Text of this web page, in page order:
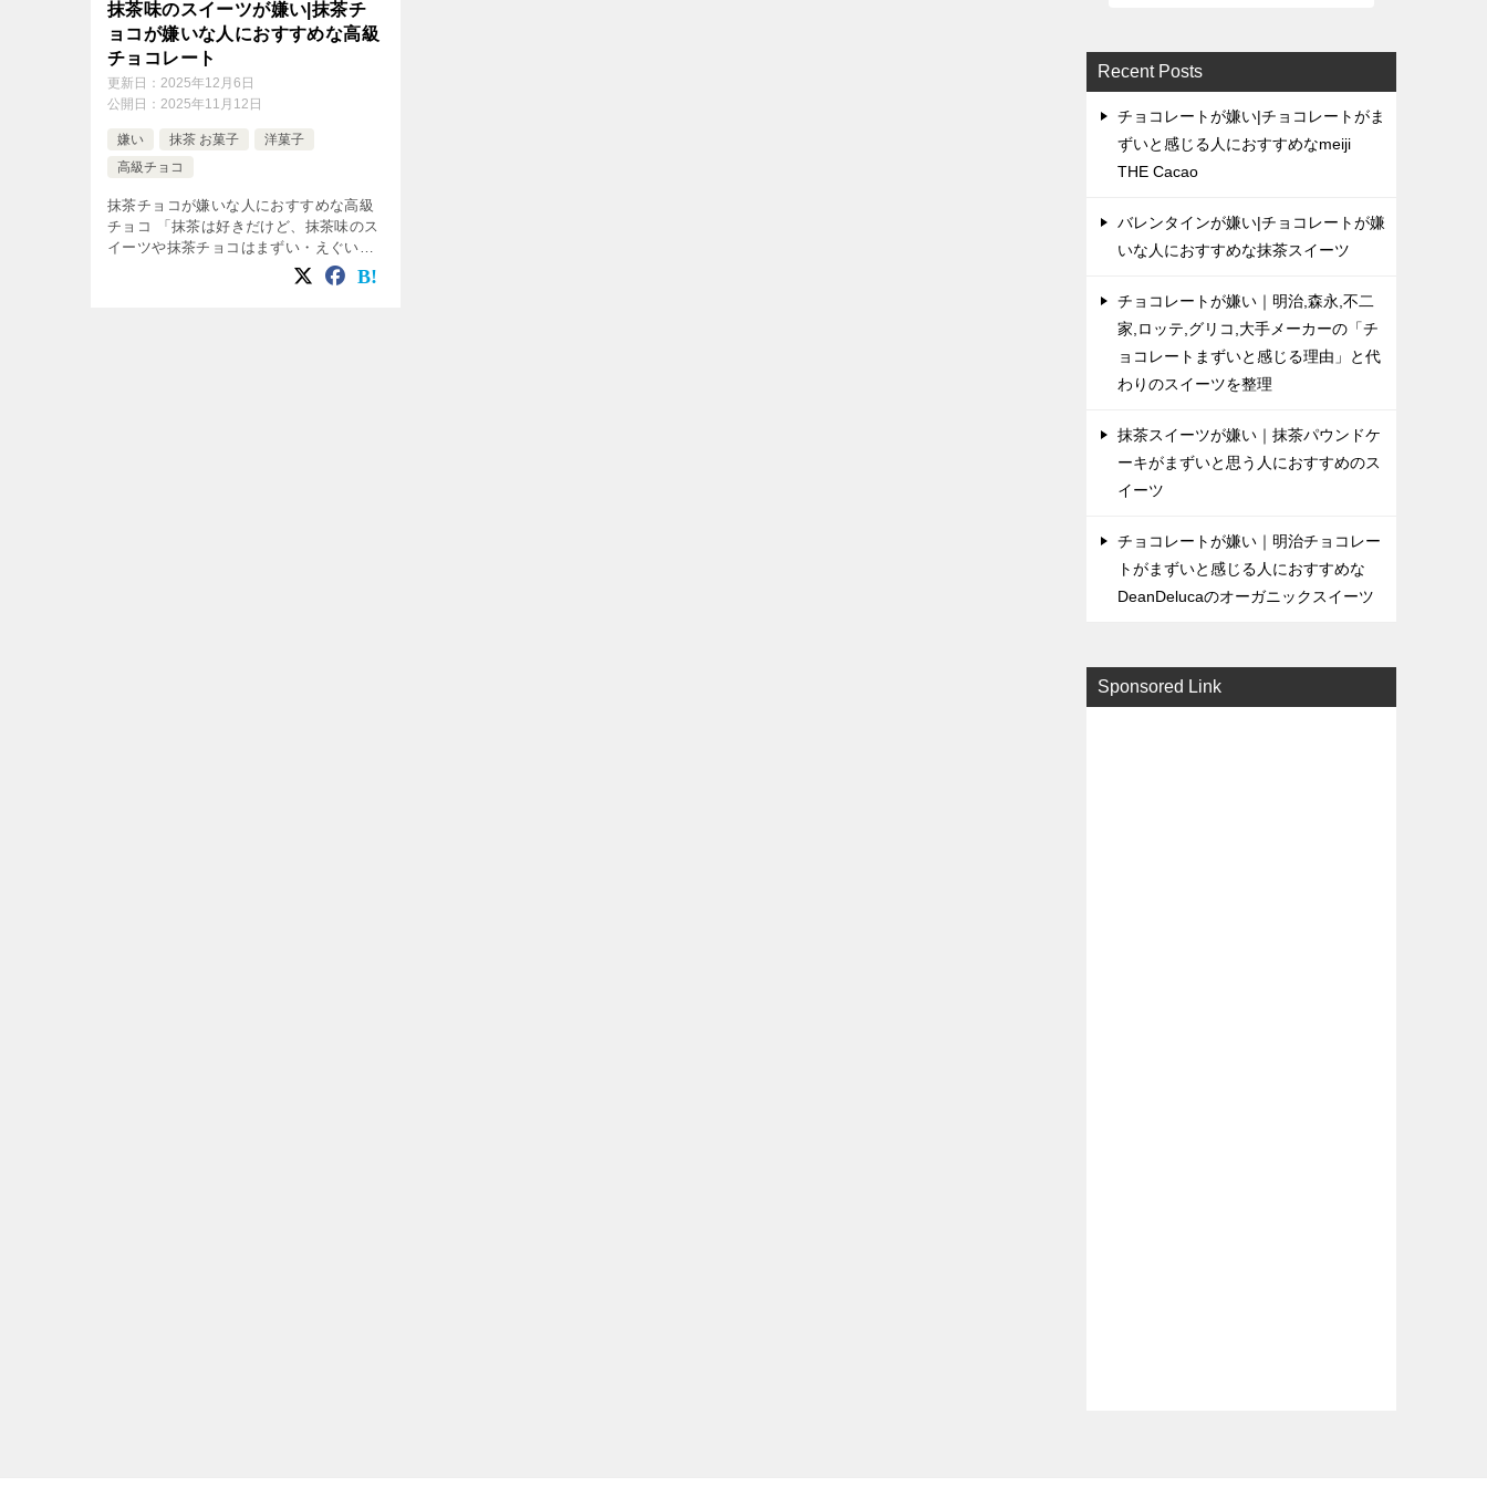
抹茶味のスイーツが嫌い|抹茶チ
ョコが嫌いな人におすすめな高級
チョコレート
更新日： 2025年12月6日
公開日： 2025年11月12日
嫌い 抹茶 お菓子
洋菓子
高級チョコ
抹茶チョコが嫌いな人におすすめな高級
チョコ 「抹茶は好きだけど、抹茶味のス
イーツや抹茶チョコはまずい・えぐい」
と感じる人に向けて、 なぜ抹茶チョコは
まずいのか？ その理由を食品科学の視点
Recent Posts
チョコレートが嫌い|チョコレートがま
ずいと感じる人におすすめなmeiji
THE Cacao
バレンタインが嫌い|チョコレートが嫌
いな人におすすめな抹茶スイーツ
チョコレートが嫌い｜明治,森永,不二
家,ロッテ,グリコ,大手メーカーの「チ
ョコレートまずいと感じる理由」と代
わりのスイーツを整理
抹茶スイーツが嫌い｜抹茶パウンドケ
ーキがまずいと思う人におすすめのス
イーツ
チョコレートが嫌い｜明治チョコレー
トがまずいと感じる人におすすめな
DeanDelucaのオーガニックスイーツ
Sponsored Link